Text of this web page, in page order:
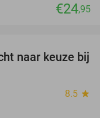
€24,95
38%
naar keuze bij
8.5 star